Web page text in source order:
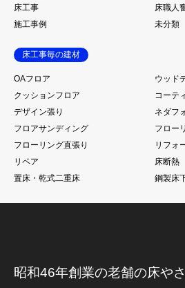
床工事
床職人
施工事例
未分類
床工事毎の建材
OAフロア
ウッド
クッションフロア
コーテ
デザイン張り
ネダフ
フロアサンディング
フロー
フローリング直張り
リフォ
リペア
床断熱
置床・乾式二重床
鋼製床
昭和46年創業の老舗の床や